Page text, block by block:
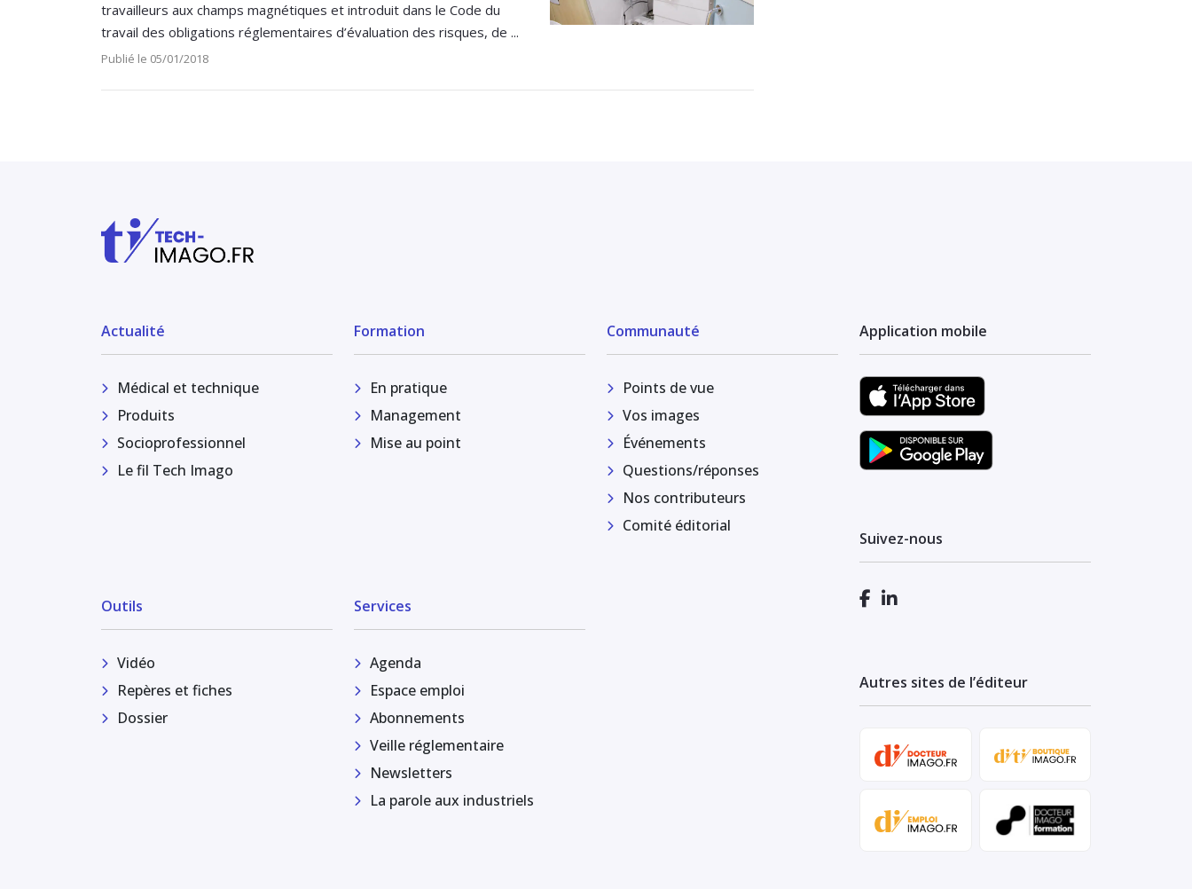
travailleurs aux champs magnétiques et introduit dans le Code du
travail des obligations réglementaires d’évaluation des risques, de ...
Publié le 05/01/2018
Actualité
Médical et technique
Produits
Socioprofessionnel
Le fil Tech Imago
Formation
En pratique
Management
Mise au point
Communauté
Points de vue
Vos images
Événements
Questions/réponses
Nos contributeurs
Comité éditorial
Outils
Vidéo
Repères et fiches
Dossier
Services
Agenda
Espace emploi
Abonnements
Veille réglementaire
Newsletters
La parole aux industriels
Application mobile
Suivez-nous
Autres sites de l’éditeur